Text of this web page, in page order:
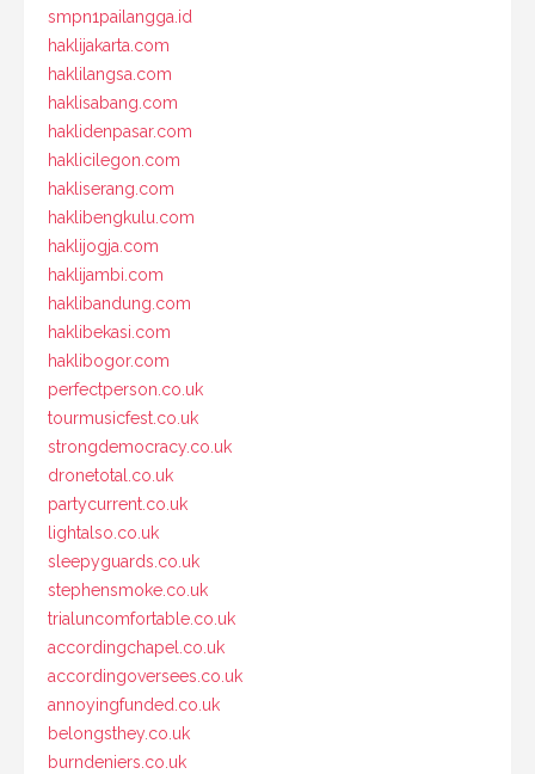
smpn1pailangga.id
haklijakarta.com
haklilangsa.com
haklisabang.com
haklidenpasar.com
haklicilegon.com
hakliserang.com
haklibengkulu.com
haklijogja.com
haklijambi.com
haklibandung.com
haklibekasi.com
haklibogor.com
perfectperson.co.uk
tourmusicfest.co.uk
strongdemocracy.co.uk
dronetotal.co.uk
partycurrent.co.uk
lightalso.co.uk
sleepyguards.co.uk
stephensmoke.co.uk
trialuncomfortable.co.uk
accordingchapel.co.uk
accordingoversees.co.uk
annoyingfunded.co.uk
belongsthey.co.uk
burndeniers.co.uk